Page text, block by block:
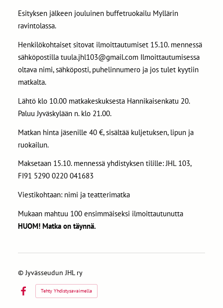
Esityksen jälkeen jouluinen buffetruokailu Myllärin
ravintolassa.
Henkilökohtaiset sitovat ilmoittautumiset 15.10. mennessä
sähköpostilla tuula.jhl103@gmail.com Ilmoittautumisessa
oltava nimi, sähköposti, puhelinnumero ja jos tulet kyytiin
matkalta.
Lähtö klo 10.00 matkakeskuksesta Hannikaisenkatu 20.
Paluu Jyväskylään n. klo 21.00.
Matkan hinta jäsenille 40 €, sisältää kuljetuksen, lipun ja
ruokailun.
Maksetaan 15.10. mennessä yhdistyksen tilille: JHL 103,
FI91 5290 0220 041683
Viestikohtaan: nimi ja teatterimatka
Mukaan mahtuu 100 ensimmäiseksi ilmoittautunutta
HUOM! Matka on täynnä.
©Jyvässeudun JHL ry
Facebook
Tehty Yhdistysavaimella